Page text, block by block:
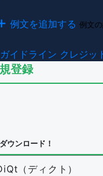
例文を追加する 例文の
イドライン クレジッ
登録
ウンロード！
（ディクト）